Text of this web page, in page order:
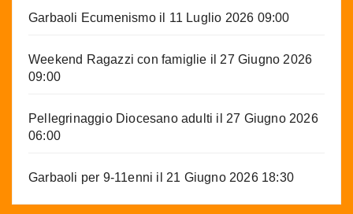
Garbaoli Ecumenismoil 11 Luglio 2026 09:00
Weekend Ragazzi con famiglie il 27 Giugno 2026
09:00
Pellegrinaggio Diocesano adulti il 27 Giugno 2026
06:00
Garbaoli per 9-11enni il 21 Giugno 2026 18:30